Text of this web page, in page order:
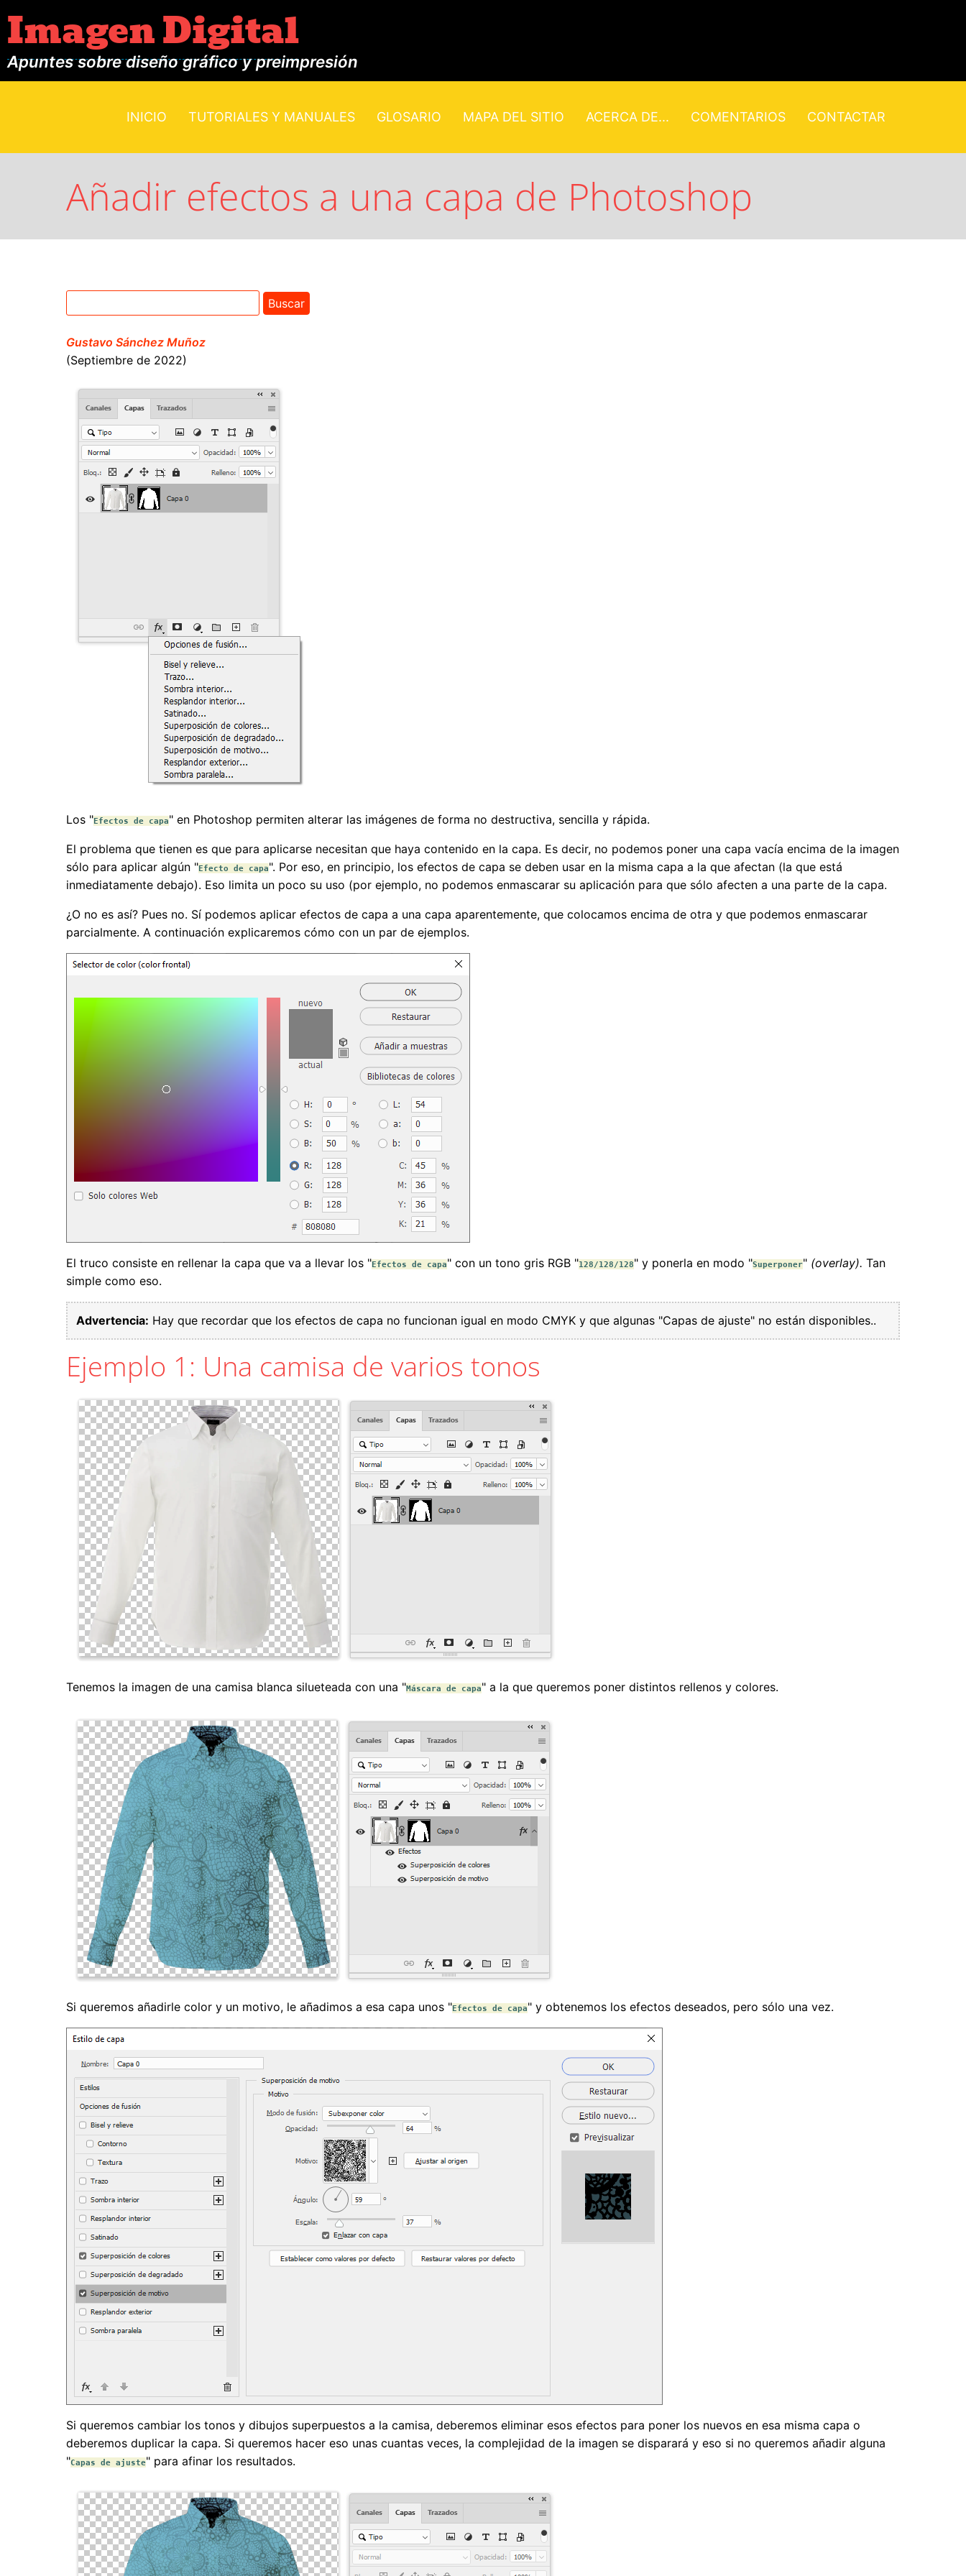
Imagen Digital
Apuntes sobre diseño gráfico y preimpresión
INICIO TUTORIALES Y MANUALES GLOSARIO MAPA DEL SITIO ACERCA DE... COMENTARIOS CONTACTAR
Añadir efectos a una capa de Photoshop
Gustavo Sánchez Muñoz
(Septiembre de 2022)
Los "Efectos de capa" en Photoshop permiten alterar las imágenes de forma no destructiva, sencilla y rápida.
El problema que tienen es que para aplicarse necesitan que haya contenido en la capa. Es decir, no podemos poner una capa vacía encima de la imagen
sólo para aplicar algún "Efecto de capa". Por eso, en principio, los efectos de capa se deben usar en la misma capa a la que afectan (la que está
inmediatamente debajo). Eso limita un poco su uso (por ejemplo, no podemos enmascarar su aplicación para que sólo afecten a una parte de la capa.
¿O no es así? Pues no. Sí podemos aplicar efectos de capa a una capa aparentemente, que colocamos encima de otra y que podemos enmascarar
parcialmente. A continuación explicaremos cómo con un par de ejemplos.
El truco consiste en rellenar la capa que va a llevar los "Efectos de capa" con un tono gris RGB "128/128/128" y ponerla en modo "Superponer" (overlay). Tan
simple como eso.
Advertencia: Hay que recordar que los efectos de capa no funcionan igual en modo CMYK y que algunas "Capas de ajuste" no están disponibles..
Ejemplo 1: Una camisa de varios tonos
Tenemos la imagen de una camisa blanca silueteada con una "Máscara de capa" a la que queremos poner distintos rellenos y colores.
Si queremos añadirle color y un motivo, le añadimos a esa capa unos "Efectos de capa" y obtenemos los efectos deseados, pero sólo una vez.
Si queremos cambiar los tonos y dibujos superpuestos a la camisa, deberemos eliminar esos efectos para poner los nuevos en esa misma capa o
deberemos duplicar la capa. Si queremos hacer eso unas cuantas veces, la complejidad de la imagen se disparará y eso si no queremos añadir alguna
"Capas de ajuste" para afinar los resultados.